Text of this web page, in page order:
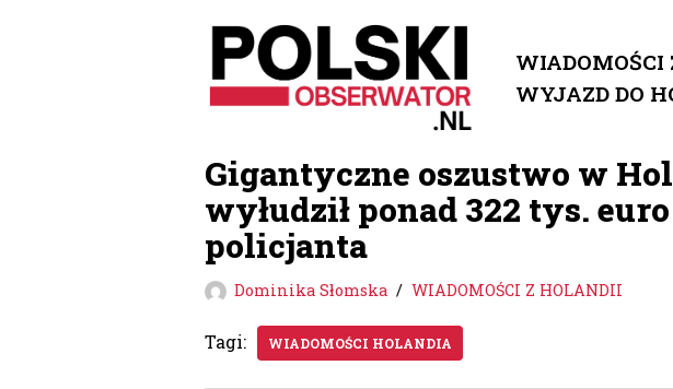
Przejdź
do
WIADOMOŚCI
WYJAZD DO
Gigantyczne oszustwo w
wyłudził ponad 322 tys.
policjanta
Dominika Słomska WIADOMOŚCI Z HOLANDII
Tagi: WIADOMOŚCI HOLANDIA